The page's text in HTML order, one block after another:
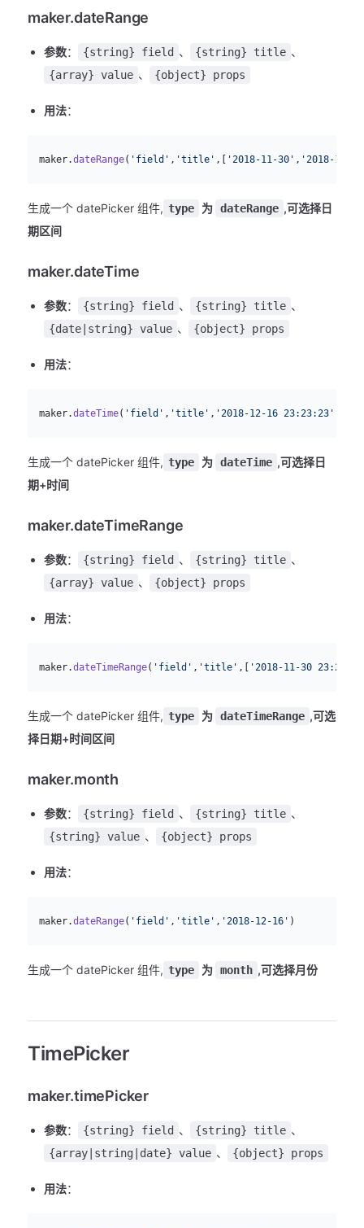
maker.dateRange
参数： {string} field 、 {string} title 、
{array} value 、 {object} props
用法：
  maker.
dateRange( 'field' , 'title' ,[ '2018-11-30' , '2018-12-
生成一个 datePicker 组件, type 为 dateRange ,可选择日
期区间
maker.dateTime
参数： {string} field 、 {string} title 、
{date|string} value 、 {object} props
用法：
  maker.
dateTime( 'field' , 'title' , '2018-12-16 23:23:23'
生成一个 datePicker 组件, type 为 dateTime ,可选择日
期+时间
maker.dateTimeRange
参数： {string} field 、 {string} title 、
{array} value 、 {object} props
用法：
  maker.
dateTimeRange( 'field' , 'title' ,[ '2018-11-30
生成一个 datePicker 组件, type 为 dateTimeRange ,可选
择日期+时间区间
maker.month
参数： {string} field 、 {string} title 、
{string} value 、 {object} props
用法：
  maker.
dateRange( 'field' , 'title' , '2018-12-16' )
生成一个 datePicker 组件, type 为 month ,可选择月份
TimePicker
maker.timePicker
参数： {string} field 、 {string} title 、
{array|string|date} value 、 {object} props
用法：